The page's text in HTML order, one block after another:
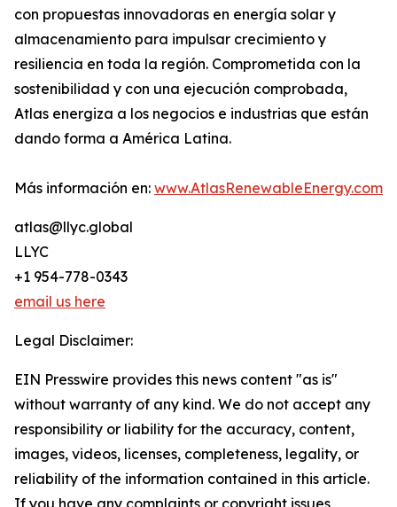
con propuestas innovadoras en energía solar y
almacenamiento para impulsar crecimiento y
resiliencia en toda la región. Comprometida con la
sostenibilidad y con una ejecución comprobada,
Atlas energiza a los negocios e industrias que están
dando forma a América Latina.
Más información en: www.AtlasRenewableEnergy.com
atlas@llyc.global
LLYC
+1 954-778-0343
email us here
Legal Disclaimer:
EIN Presswire provides this news content "as is"
without warranty of any kind. We do not accept any
responsibility or liability for the accuracy, content,
images, videos, licenses, completeness, legality, or
reliability of the information contained in this article.